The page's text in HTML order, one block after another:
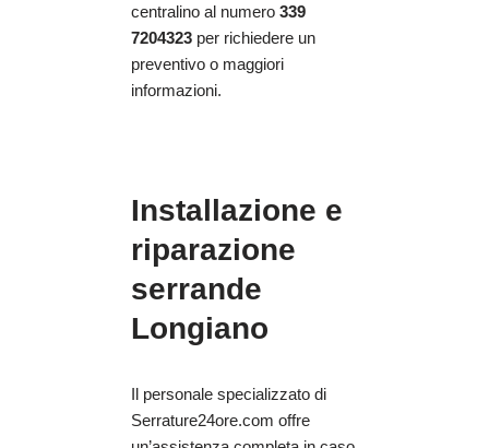
centralino al numero 339
7204323 per richiedere un
preventivo o maggiori
informazioni.
Installazione e
riparazione
serrande
Longiano
Il personale specializzato di
Serrature24ore.com offre